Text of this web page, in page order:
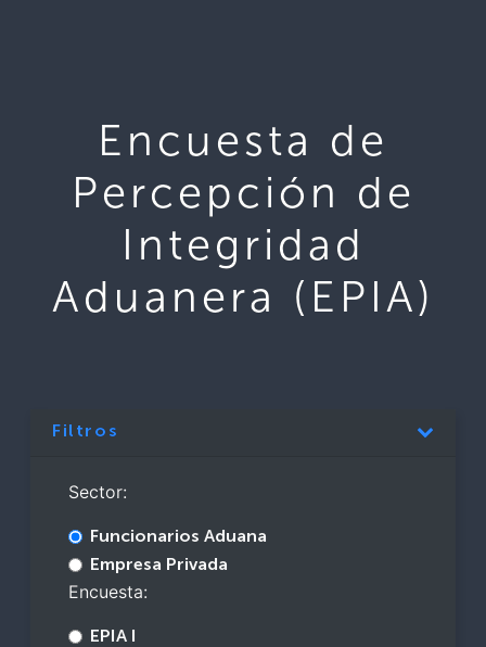
Encuesta de
Percepción de
Integridad
Aduanera (EPIA)
Filtros
Sector:
Funcionarios Aduana
Empresa Privada
Encuesta:
EPIA I